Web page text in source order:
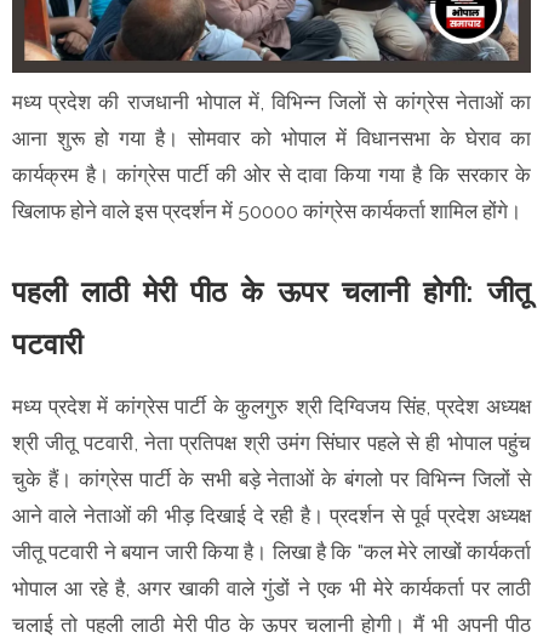
मध्य प्रदेश की राजधानी भोपाल में, विभिन्न जिलों से कांग्रेस नेताओं का
आना शुरू हो गया है। सोमवार को भोपाल में विधानसभा के घेराव का
कार्यक्रम है। कांग्रेस पार्टी की ओर से दावा किया गया है कि सरकार के
खिलाफ होने वाले इस प्रदर्शन में 50000 कांग्रेस कार्यकर्ता शामिल होंगे।
पहली लाठी मेरी पीठ के ऊपर चलानी होगी: जीतू
पटवारी
मध्य प्रदेश में कांग्रेस पार्टी के कुलगुरु श्री दिग्विजय सिंह, प्रदेश अध्यक्ष
श्री जीतू पटवारी, नेता प्रतिपक्ष श्री उमंग सिंघार पहले से ही भोपाल पहुंच
चुके हैं। कांग्रेस पार्टी के सभी बड़े नेताओं के बंगलो पर विभिन्न जिलों से
आने वाले नेताओं की भीड़ दिखाई दे रही है। प्रदर्शन से पूर्व प्रदेश अध्यक्ष
जीतू पटवारी ने बयान जारी किया है। लिखा है कि "कल मेरे लाखों कार्यकर्ता
भोपाल आ रहे है, अगर खाकी वाले गुंडों ने एक भी मेरे कार्यकर्ता पर लाठी
चलाई तो पहली लाठी मेरी पीठ के ऊपर चलानी होगी। मैं भी अपनी पीठ